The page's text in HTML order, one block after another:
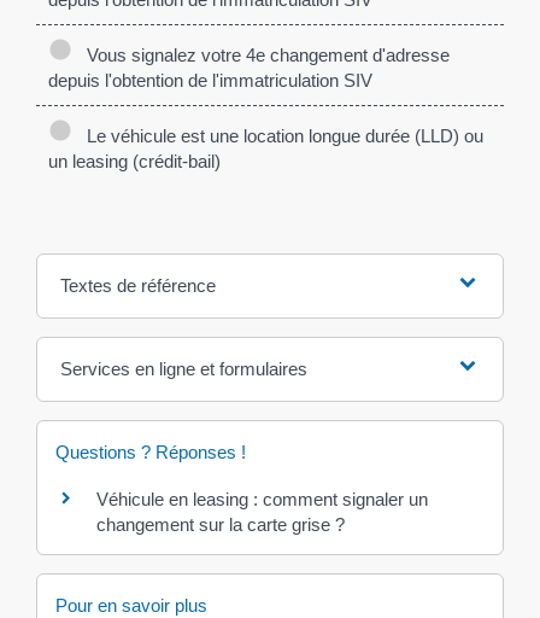
Vous signalez votre 4e changement d'adresse
depuis l'obtention de l'immatriculation SIV
Le véhicule est une location longue durée (LLD) ou
un leasing (crédit-bail)
Textes de référence
Services en ligne et formulaires
Questions ? Réponses !
Véhicule en leasing : comment signaler un
changement sur la carte grise ?
Pour en savoir plus